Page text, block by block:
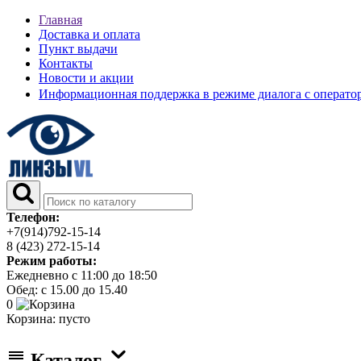
Главная
Доставка и оплата
Пункт выдачи
Контакты
Новости и акции
Информационная поддержка в режиме диалога с
Телефон:
+7(914)792-15-14
8 (423) 272-15-14
Режим работы:
Ежедневно с 11:00 до 18:50
Обед: с 15.00 до 15.40
0
Корзина: пусто